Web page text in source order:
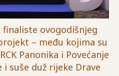
ovogodišnjeg
– među kojima su
Panonika i Povećanje
suše duž rijeke Drave